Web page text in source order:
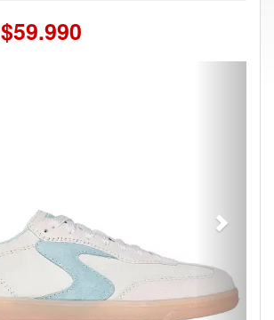
$59.990